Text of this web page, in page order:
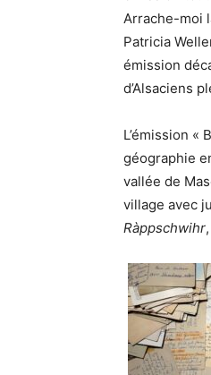
Arrache-moi
Patricia
émission
d’Alsaciens
L’émission «
géographie
vallée de
village avec
Ràppschwihr